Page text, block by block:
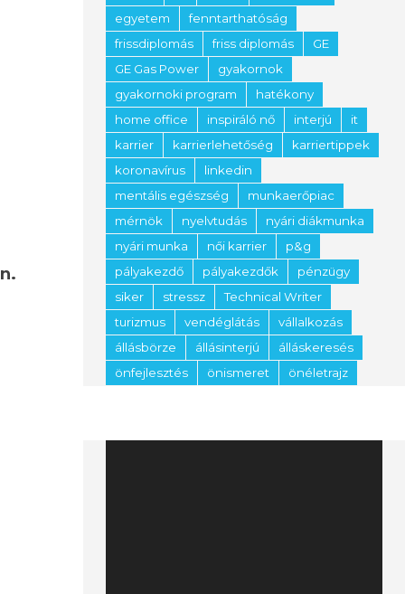
egyetem
fenntarthatóság
frissdiplomás
friss diplomás
GE
GE Gas Power
gyakornok
gyakornoki program
hatékony
home office
inspiráló nő interjú
it
karrier
karrierlehetőség
karriertippek
koronavírus
linkedin
mentális egészség
munkaerőpiac
mérnök
nyelvtudás
nyári diákmunka
nyári munka
női karrier
p&g
pályakezdő
pályakezdők
pénzügy
siker
stressz
Technical Writer
turizmus
vendéglátás
vállalkozás
állásbörze
állásinterjú
álláskeresés
önfejlesztés
önismeret önéletrajz